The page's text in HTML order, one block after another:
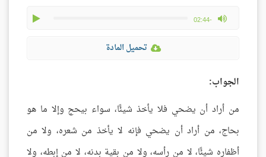
-02:44
max volume
تحميل المادة
الجواب:
من أراد أن يضحي فلا يأخذ شيئًا، سواء بيحج وإلا ما هو
بحاج، من أراد أن يضحي فإنه لا يأخذ من شعره، ولا من
أظفاره شيئًا، لا من رأسه، ولا من بقية بدنه، لا من إبطه، ولا